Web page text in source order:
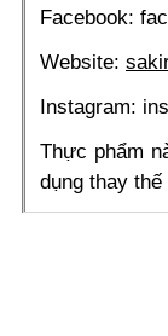
Facebook:
Website:
Instagram:
Thực phẩm
dụng thay